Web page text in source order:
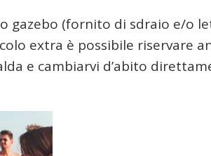
gazebo (fornito di sdraio e/o
extra è possibile riservare
e cambiarvi d’abito